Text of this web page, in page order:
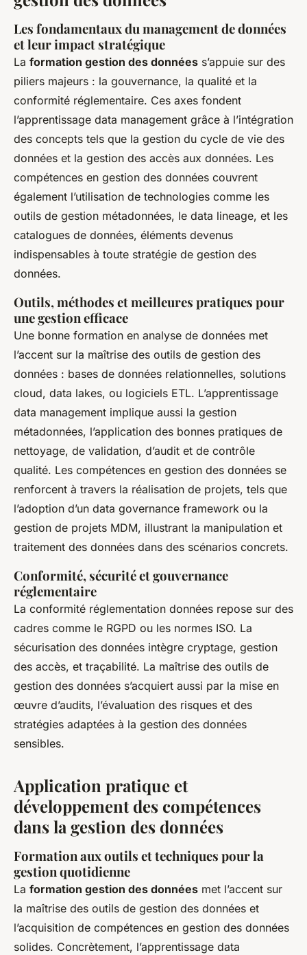
Les fondamentaux du management de données
et leur impact stratégique
La formation gestion des données s’appuie sur des
piliers majeurs : la gouvernance, la qualité et la
conformité réglementaire. Ces axes fondent
l’apprentissage data management grâce à l’intégration
des concepts tels que la gestion du cycle de vie des
données et la gestion des accès aux données. Les
compétences en gestion des données couvrent
également l’utilisation de technologies comme les
outils de gestion métadonnées, le data lineage, et les
catalogues de données, éléments devenus
indispensables à toute stratégie de gestion des
données.
Outils, méthodes et meilleures pratiques pour
une gestion efficace
Une bonne formation en analyse de données met
l’accent sur la maîtrise des outils de gestion des
données : bases de données relationnelles, solutions
cloud, data lakes, ou logiciels ETL. L’apprentissage
data management implique aussi la gestion
métadonnées, l’application des bonnes pratiques de
nettoyage, de validation, d’audit et de contrôle
qualité. Les compétences en gestion des données se
renforcent à travers la réalisation de projets, tels que
l’adoption d’un data governance framework ou la
gestion de projets MDM, illustrant la manipulation et
traitement des données dans des scénarios concrets.
Conformité, sécurité et gouvernance
réglementaire
La conformité réglementation données repose sur des
cadres comme le RGPD ou les normes ISO. La
sécurisation des données intègre cryptage, gestion
des accès, et traçabilité. La maîtrise des outils de
gestion des données s’acquiert aussi par la mise en
œuvre d’audits, l’évaluation des risques et des
stratégies adaptées à la gestion des données
sensibles.
Application pratique et
développement des compétences
dans la gestion des données
Formation aux outils et techniques pour la
gestion quotidienne
La formation gestion des données met l’accent sur
la maîtrise des outils de gestion des données et
l’acquisition de compétences en gestion des données
solides. Concrètement, l’apprentissage data